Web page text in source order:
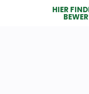
HIER